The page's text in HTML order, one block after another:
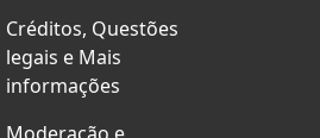
Créditos, Questões
legais e Mais
informações